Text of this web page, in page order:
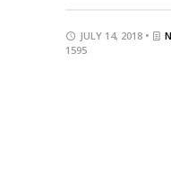
JULY 14, 2018 •
1595